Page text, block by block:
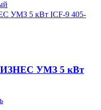
УМЗ 5 кВт